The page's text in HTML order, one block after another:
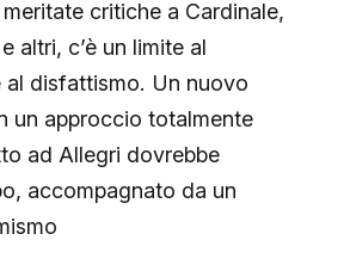
critiche a Cardinale,
altri, c’è un limite al
al disfattismo. Un nuovo
un approccio totalmente
ad Allegri dovrebbe
accompagnato da un